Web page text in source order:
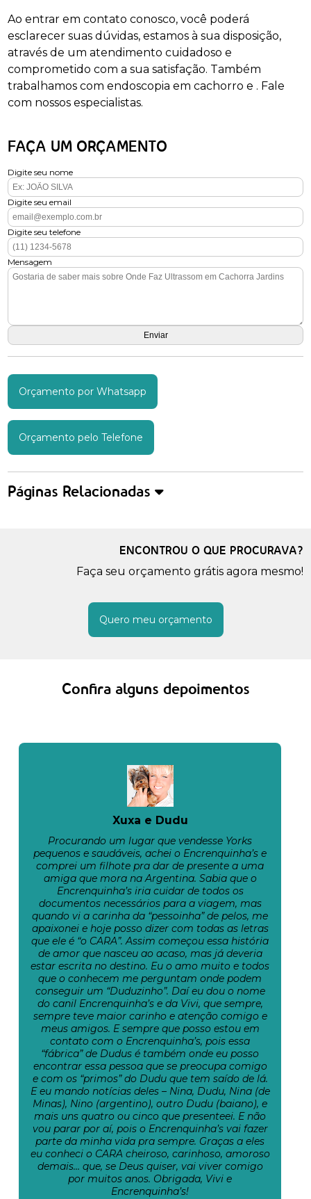
Ao entrar em contato conosco, você poderá
esclarecer suas dúvidas, estamos à sua disposição,
através de um atendimento cuidadoso e
comprometido com a sua satisfação. Também
trabalhamos com endoscopia em cachorro e . Fale
com nossos especialistas.
FAÇA UM ORÇAMENTO
Digite seu nome
Digite seu email
Digite seu telefone
Mensagem
Orçamento por Whatsapp
Orçamento pelo Telefone
Páginas Relacionadas
ENCONTROU O QUE PROCURAVA?
Faça seu orçamento grátis agora mesmo!
Quero meu orçamento
Confira alguns depoimentos
Xuxa e Dudu
Procurando um lugar que vendesse Yorks
pequenos e saudáveis, achei o Encrenquinha’s e
comprei um filhote pra dar de presente a uma
amiga que mora na Argentina. Sabia que o
Encrenquinha’s iria cuidar de todos os
documentos necessários para a viagem, mas
quando vi a carinha da “pessoinha” de pelos, me
apaixonei e hoje posso dizer com todas as letras
que ele é “o CARA”. Assim começou essa história
de amor que nasceu ao acaso, mas já deveria
estar escrita no destino. Eu o amo muito e todos
que o conhecem me perguntam onde podem
conseguir um “Duduzinho”. Daí eu dou o nome
do canil Encrenquinha’s e da Vivi, que sempre,
sempre teve maior carinho e atenção comigo e
meus amigos. E sempre que posso estou em
contato com o Encrenquinha’s, pois essa
“fábrica” de Dudus é também onde eu posso
encontrar essa pessoa que se preocupa comigo
e com os “primos” do Dudu que tem saído de lá.
E eu mando notícias deles – Nina, Dudu, Nina (de
Minas), Nino (argentino), outro Dudu (baiano), e
mais uns quatro ou cinco que presenteei. E não
vou parar por aí, pois o Encrenquinha’s vai fazer
parte da minha vida pra sempre. Graças a eles
eu conheci o CARA cheiroso, carinhoso, amoroso
demais… que, se Deus quiser, vai viver comigo
por muitos anos. Obrigada, Vivi e
Encrenquinha’s!